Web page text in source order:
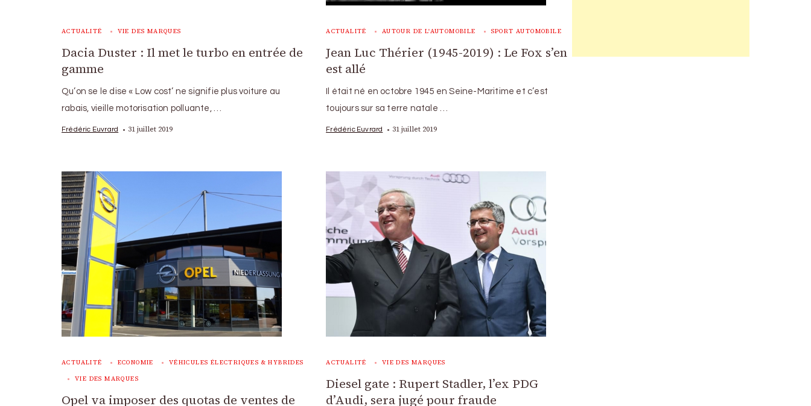
ACTUALITÉ VIE DES MARQUES
Dacia Duster : Il met le turbo en entrée de
gamme
Qu’on se le dise « Low cost’ ne signifie plus voiture au
rabais, vieille motorisation polluante, …
Frédéric Euvrard 31 juillet 2019
ACTUALITÉ AUTOUR DE L'AUTOMOBILE SPORT AUTOMOBILE
Jean Luc Thérier (1945-2019) : Le Fox s’en
est allé
Il était né en octobre 1945 en Seine-Maritime et c’est
toujours sur sa terre natale …
Frédéric Euvrard 31 juillet 2019
ACTUALITÉ ECONOMIE VÉHICULES ÉLECTRIQUES & HYBRIDES
VIE DES MARQUES
Opel va imposer des quotas de ventes de
ACTUALITÉ VIE DES MARQUES
Diesel gate : Rupert Stadler, l’ex PDG
d’Audi, sera jugé pour fraude